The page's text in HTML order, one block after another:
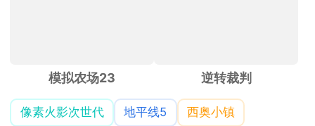
模拟农场23 逆转裁判
像素火影次世代 地平线5
西奥小镇